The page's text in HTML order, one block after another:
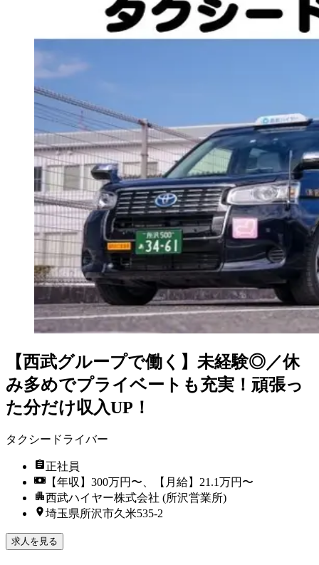
【西武グループで働く】未経験◎／休
み多めでプライベートも充実！頑張っ
た分だけ収入UP！
タクシードライバー
正社員
【年収】300万円〜、【月給】21.1万円〜
西武ハイヤー株式会社 (所沢営業所)
埼玉県所沢市久米535-2
求人を見る